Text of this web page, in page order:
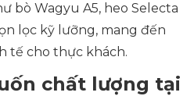
bò Wagyu A5, heo Selecta
lọc kỹ lưỡng, mang đến
tế cho thực khách.
chất lượng tại